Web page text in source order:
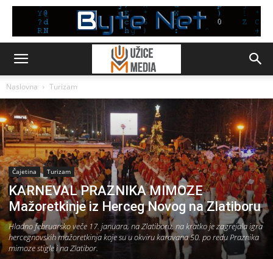
Naslovna Turizam
Čajetina Turizam
KARNEVAL PRAZNIKA MIMOZE
Mažoretkinje iz Herceg Novog na Zlatiboru
Hladno februarsko veče 17. januara, na Zlatiboru, na kratko je zagrejala igra
hercegnovskih mažoretkinja koje su u okviru karavana 50. po redu Praznika
mimoze stigle i na Zlatibor.